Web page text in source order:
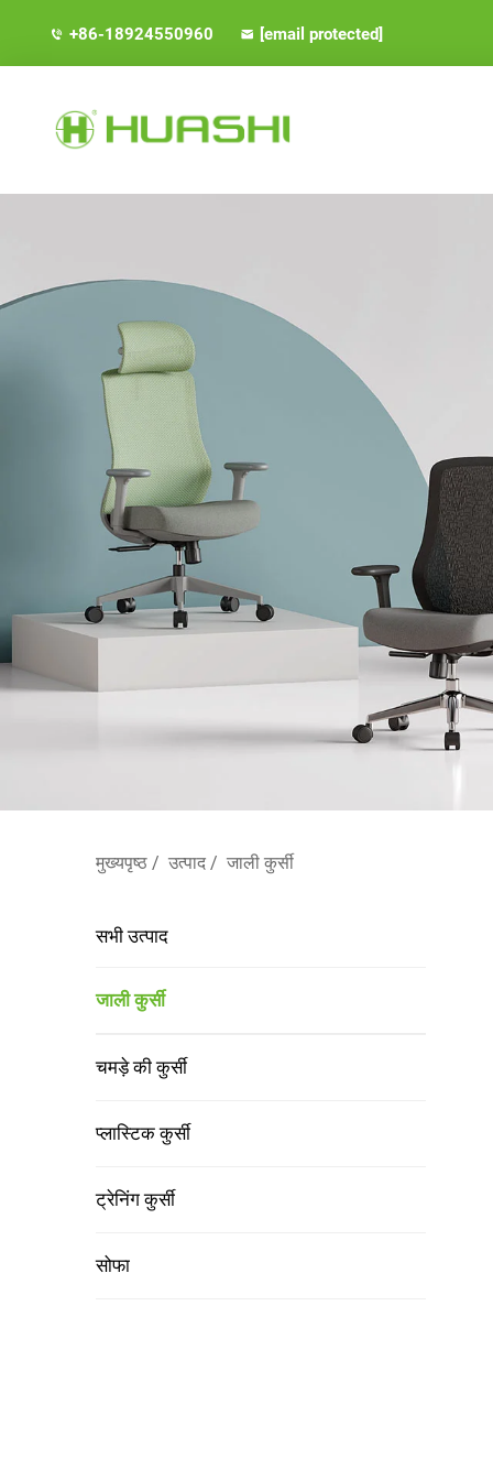
+86-18924550960 [email protected]
मुख्यपृष्ठ / उत्पाद / जाली कुर्सी
सभी उत्पाद
जाली कुर्सी
चमड़े की कुर्सी
प्लास्टिक कुर्सी
ट्रेनिंग कुर्सी
सोफा